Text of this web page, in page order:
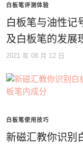
白板笔评测体验
白板笔与油性记
及白板笔的发展
2021 年 08 月 12 日
白板笔使用技巧
新磁汇教你识别